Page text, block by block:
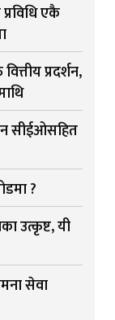
एकै
प्रदर्शन,
सीईओसहित
?
उत्कृष्ट, यी
सेवा